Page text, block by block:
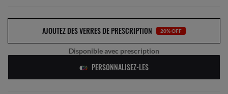
AJOUTEZ DES VERRES DE PRESCRIPTION 20% OFF
Disponible avec prescription
PERSONNALISEZ-LES